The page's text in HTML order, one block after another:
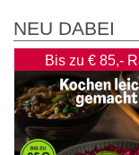
NEU DABEI
Bis zu € 85,-